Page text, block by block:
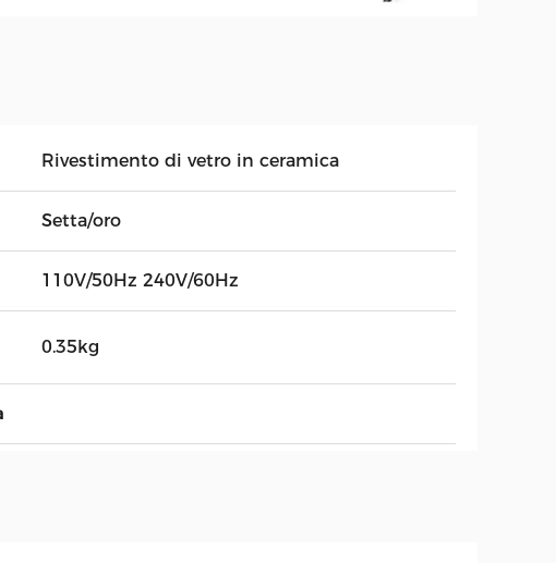
Rivestimento di vetro in ceramica
Setta/oro
110V/50Hz 240V/60Hz
0.35kg